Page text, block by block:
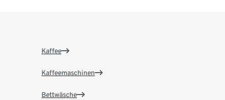
Kaffee
Kaffeemaschinen
Bettwäsche